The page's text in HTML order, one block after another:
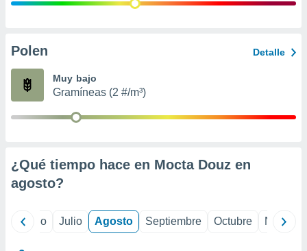
publicidad
de
Polen Detalle
Muy bajo
Gramíneas (2 #/m³)
¿Qué tiempo hace en Mocta Douz en
agosto?
Junio Julio Agosto Septiembre Octubre